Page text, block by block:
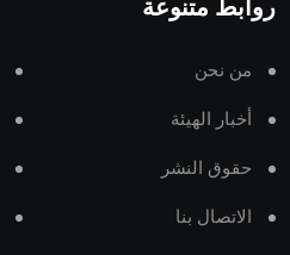
روابط متنوعة
من نحن
أخبار الهيئة
حقوق النشر
الاتصال بنا